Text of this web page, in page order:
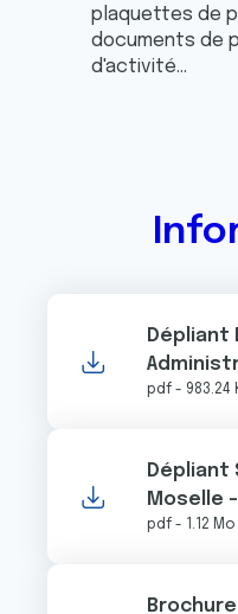
plaquettes de
documents de
d'activité...
Dépliant
pdf - 983.24
Dépliant
Moselle
pdf - 1.12 Mo